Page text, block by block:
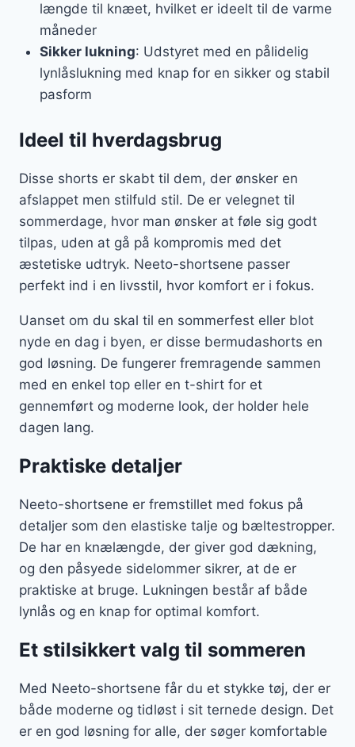
længde til knæet, hvilket er ideelt til de varme
måneder
Sikker lukning: Udstyret med en pålidelig
lynlåslukning med knap for en sikker og stabil
pasform
Ideel til hverdagsbrug
Disse shorts er skabt til dem, der ønsker en
afslappet men stilfuld stil. De er velegnet til
sommerdage, hvor man ønsker at føle sig godt
tilpas, uden at gå på kompromis med det
æstetiske udtryk. Neeto-shortsene passer
perfekt ind i en livsstil, hvor komfort er i fokus.
Uanset om du skal til en sommerfest eller blot
nyde en dag i byen, er disse bermudashorts en
god løsning. De fungerer fremragende sammen
med en enkel top eller en t-shirt for et
gennemført og moderne look, der holder hele
dagen lang.
Praktiske detaljer
Neeto-shortsene er fremstillet med fokus på
detaljer som den elastiske talje og bæltestropper.
De har en knælængde, der giver god dækning,
og den påsyede sidelommer sikrer, at de er
praktiske at bruge. Lukningen består af både
lynlås og en knap for optimal komfort.
Et stilsikkert valg til sommeren
Med Neeto-shortsene får du et stykke tøj, der er
både moderne og tidløst i sit ternede design. Det
er en god løsning for alle, der søger komfortable